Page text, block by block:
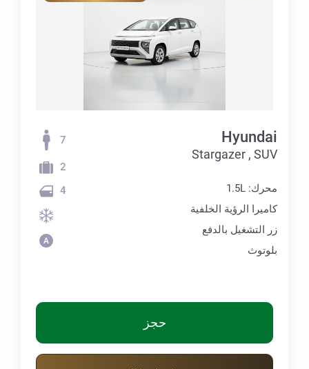
Hyundai
Stargazer , SUV
محرك: 1.5L
كاميرا الرؤية الخلفية
زر التشغيل بالدفع
بلوتوث
7
2
4
حجز